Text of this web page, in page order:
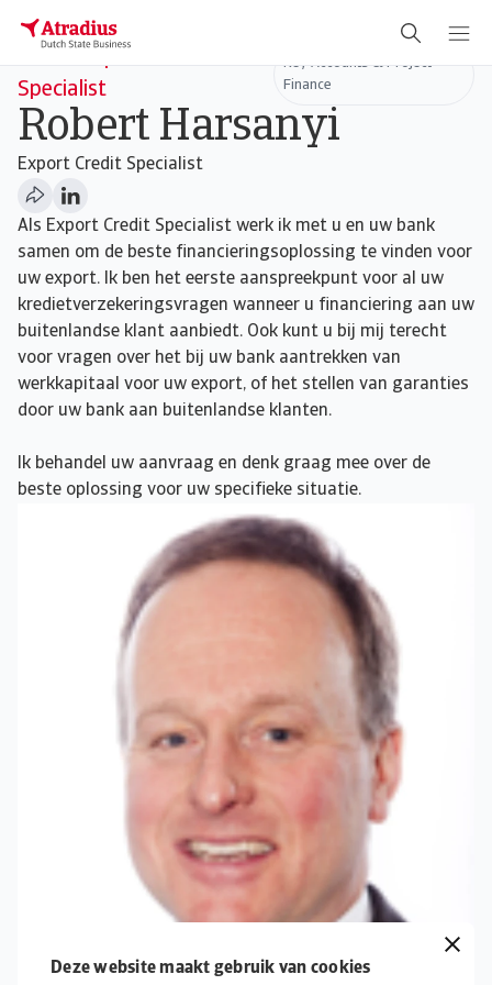
Deze website maakt gebruik van cookies
Senior Export Credit
Specialist
Key Accounts & Project
Finance
Robert Harsanyi
Export Credit Specialist
Als Export Credit Specialist werk ik met u en uw bank
samen om de beste financieringsoplossing te vinden voor
uw export. Ik ben het eerste aanspreekpunt voor al uw
kredietverzekeringsvragen wanneer u financiering aan uw
buitenlandse klant aanbiedt. Ook kunt u bij mij terecht
voor vragen over het bij uw bank aantrekken van
werkkapitaal voor uw export, of het stellen van garanties
door uw bank aan buitenlandse klanten.
Ik behandel uw aanvraag en denk graag mee over de
beste oplossing voor uw specifieke situatie.